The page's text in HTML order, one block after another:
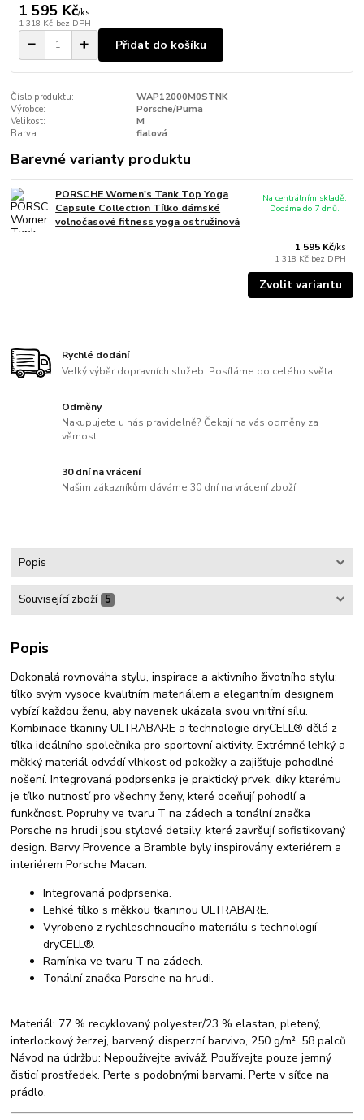
1 595 Kč/ks
1 318 Kč bez DPH
Přidat do košíku
Číslo produktu:
WAP12000M0STNK
Výrobce:
Porsche/Puma
Velikost:
M
Barva:
fialová
Barevné varianty produktu
PORSCHE Women's Tank Top Yoga
Capsule Collection Tílko dámské
volnočasové fitness yoga ostružinová
1 595 Kč/ks
1 318 Kč bez DPH
Na centrálním skladě.
Dodáme do 7 dnů.
Zvolit variantu
Rychlé dodání
Velký výběr dopravních služeb. Posíláme do celého světa.
Odměny
Nakupujete u nás pravidelně? Čekají na vás odměny za
věrnost.
30 dní na vrácení
Našim zákazníkům dáváme 30 dní na vrácení zboží.
Popis
Související zboží 5
Popis
Dokonalá rovnováha stylu, inspirace a aktivního životního stylu:
tílko svým vysoce kvalitním materiálem a elegantním designem
vybízí každou ženu, aby navenek ukázala svou vnitřní sílu.
Kombinace tkaniny ULTRABARE a technologie dryCELL® dělá z
tílka ideálního společníka pro sportovní aktivity. Extrémně lehký a
měkký materiál odvádí vlhkost od pokožky a zajišťuje pohodlné
nošení. Integrovaná podprsenka je praktický prvek, díky kterému
je tílko nutností pro všechny ženy, které oceňují pohodlí a
funkčnost. Popruhy ve tvaru T na zádech a tonální značka
Porsche na hrudi jsou stylové detaily, které završují sofistikovaný
design. Barvy Provence a Bramble byly inspirovány exteriérem a
interiérem Porsche Macan.
Integrovaná podprsenka.
Lehké tílko s měkkou tkaninou ULTRABARE.
Vyrobeno z rychleschnoucího materiálu s technologií
dryCELL®.
Ramínka ve tvaru T na zádech.
Tonální značka Porsche na hrudi.
Materiál: 77 % recyklovaný polyester/23 % elastan, pletený,
interlockový žerzej, barvený, disperzní barvivo, 250 g/m², 58 palců
Návod na údržbu: Nepoužívejte aviváž. Používejte pouze jemný
čisticí prostředek. Perte s podobnými barvami. Perte v síťce na
prádlo.